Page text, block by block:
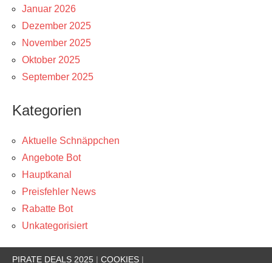
Januar 2026
Dezember 2025
November 2025
Oktober 2025
September 2025
Kategorien
Aktuelle Schnäppchen
Angebote Bot
Hauptkanal
Preisfehler News
Rabatte Bot
Unkategorisiert
PIRATE DEALS 2025 | COOKIES |